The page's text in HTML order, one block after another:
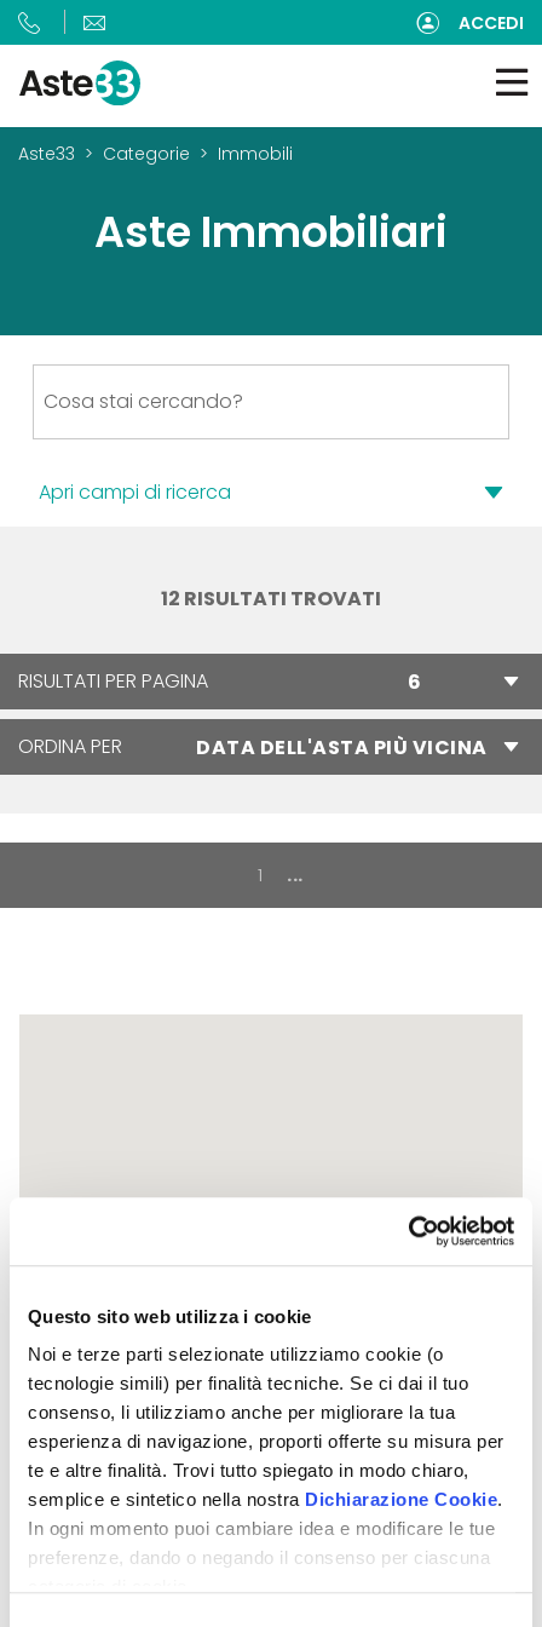
Questo sito web utilizza i cookie
Noi e terze parti selezionate utilizziamo cookie (o
tecnologie simili) per finalità tecniche. Se ci dai il tuo
consenso, li utilizziamo anche per migliorare la tua
esperienza di navigazione, proporti offerte su misura per
te e altre finalità. Trovi tutto spiegato in modo chiaro,
semplice e sintetico nella nostra Dichiarazione Cookie.
In ogni momento puoi cambiare idea e modificare le tue
preferenze, dando o negando il consenso per ciascuna
ACCEDI
Aste33 Categorie Immobili
Aste Immobiliari
Apri campi di ricerca
12 RISULTATI TROVATI
RISULTATI PER PAGINA
ORDINA PER
1 ...